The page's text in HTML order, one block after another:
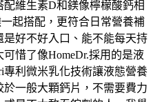
維生素D和鎂像檸檬酸鈣相
起搭配，更符合日常營養補
好不好入口、能不能每天持
惜了像HomeDr.採用的是液
專利微米乳化技術讓液態營養
一般大顆鈣片，不需要費力